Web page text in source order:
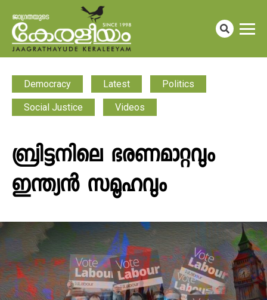
Democracy Latest Politics
Social Justice Videos
ബ്രിട്ടനിലെ ഭരണമാറ്റവും
ഇന്ത്യൻ സമൂഹവും